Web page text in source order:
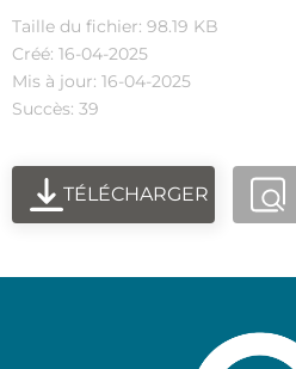
Taille du fichier: 98.19 KB
Créé: 16-04-2025
Mis à jour: 16-04-2025
Succès: 39
TÉLÉCHARGER